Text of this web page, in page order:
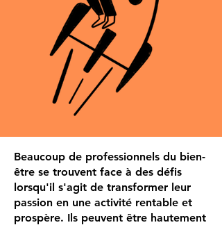
Beaucoup de professionnels du bien-
être se trouvent face à des défis
lorsqu'il s'agit de transformer leur
passion en une activité rentable et
prospère. Ils peuvent être hautement